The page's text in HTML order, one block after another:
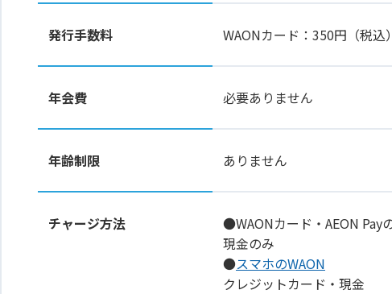
発行手数料 WAONカード：350円（税
年会費 必要ありません
年齢制限 ありません
チャージ方法
●WAONカード・AEON Pay
現金のみ
●スマホのWAON
クレジットカード・現金